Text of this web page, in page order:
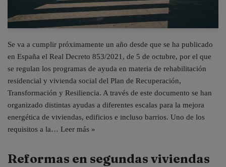
Se va a cumplir próximamente un año desde que se ha publicado
en España el Real Decreto 853/2021, de 5 de octubre, por el que
se regulan los programas de ayuda en materia de rehabilitación
residencial y vivienda social del Plan de Recuperación,
Transformación y Resiliencia. A través de este documento se han
organizado distintas ayudas a diferentes escalas para la mejora
energética de viviendas, edificios e incluso barrios. Uno de los
requisitos a la… Leer más »
Reformas en segundas viviendas